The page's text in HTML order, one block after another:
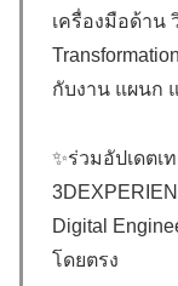
เครื่องมือด้าน
กับงาน แผนก
✨ร่วมอัปเดตเ
Digital
โดยตรง